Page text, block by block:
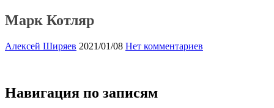
Марк Котляр
Алексей Ширяев 2021/01/08 Нет комментариев
Навигация по записям